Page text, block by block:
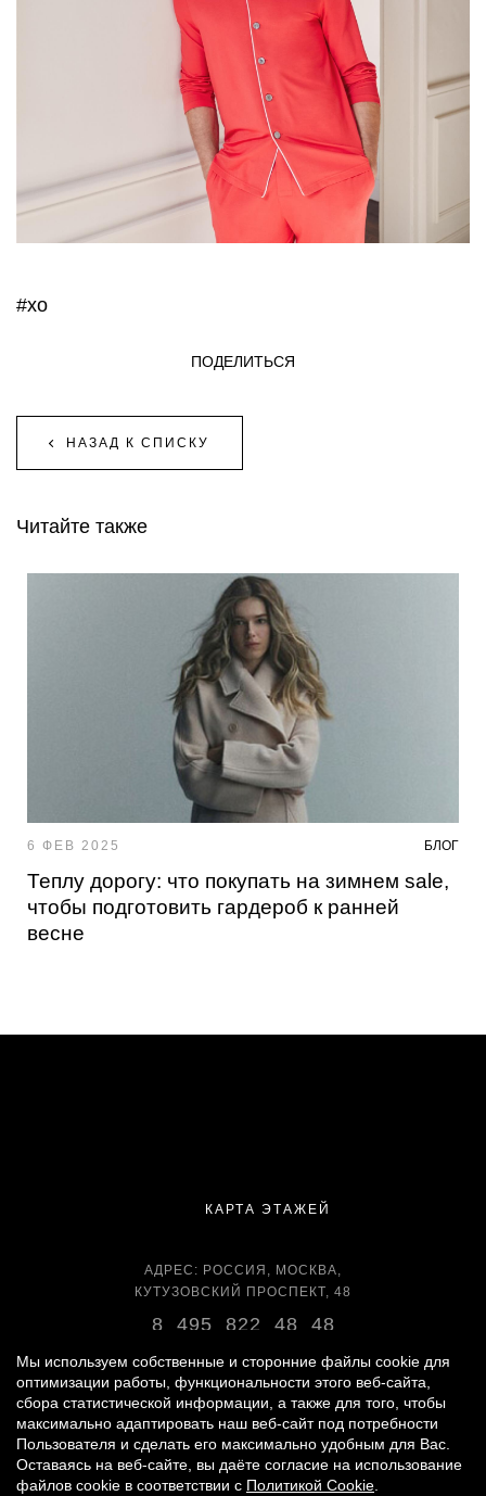
#xo
НАЗАД К СПИСКУ
ПОДЕЛИТЬСЯ
Читайте также
6 ФЕВ 2025 БЛОГ
Теплу дорогу: что покупать на зимнем sale,
чтобы подготовить гардероб к ранней
весне
КАРТА ЭТАЖЕЙ
АДРЕС: РОССИЯ, МОСКВА,
КУТУЗОВСКИЙ ПРОСПЕКТ, 48
8 495 822 48 48
ВРЕМЯ РАБОТЫ:
ЕЖЕДНЕВНО С 11:00 ДО 22:00
© 2007 - 2026«ВРЕМЕНА ГОДА»
Мы используем собственные и сторонние файлы cookie для
оптимизации работы, функциональности этого веб-сайта,
сбора статистической информации, а также для того, чтобы
максимально адаптировать наш веб-сайт под потребности
Пользователя и сделать его максимально удобным для Вас.
Оставаясь на веб-сайте, вы даёте согласие на использование
файлов cookie в соответствии с Политикой Cookie